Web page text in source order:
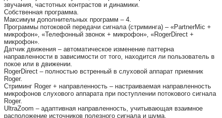
звучания, частотных контрастов и динамики.
Собственная программа.
Максимум дополнительных программ – 4.
Программы потоковой передачи сигнала (стриминга) – «PartnerMic +
микрофон», «Телефонный звонок + микрофон», «RogerDirect +
микрофон».
Датчик движения – автоматическое изменение паттерна
направленности в зависимости от того, находится ли пользователь в
покое или в движении.
RogerDirect – полностью встренный в слуховой аппарат приемник
Roger.
Стриминг Roger + направленность – настраиваемая направленность
микрофонов слухового аппарата при поступлении потокового сигнала
Roger.
UltraZoom – адаптивная направленность, учитывающая взаимное
расположение источников полезного сигнала и шума.